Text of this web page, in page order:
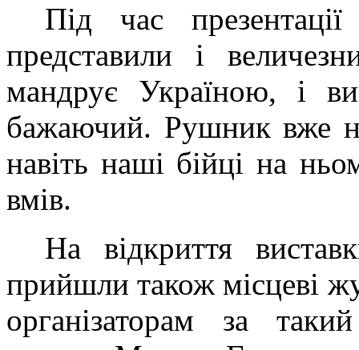
Під час
представили і
мандрує Україною, і
бажаючий. Рушник вже
навіть наші бійці на
вмів.
На відкриття
прийшли також місцеві
організаторам за